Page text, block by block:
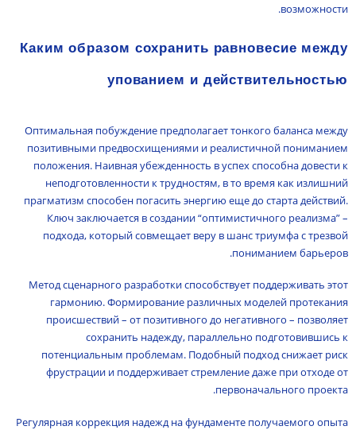
возможности.
Каким образом сохранить равновесие между
упованием и действительностью
Оптимальная побуждение предполагает тонкого баланса между
позитивными предвосхищениями и реалистичной пониманием
положения. Наивная убежденность в успех способна довести к
неподготовленности к трудностям, в то время как излишний
прагматизм способен погасить энергию еще до старта действий.
Ключ заключается в создании “оптимистичного реализма” –
подхода, который совмещает веру в шанс триумфа с трезвой
пониманием барьеров.
Метод сценарного разработки способствует поддерживать этот
гармонию. Формирование различных моделей протекания
происшествий – от позитивного до негативного – позволяет
сохранить надежду, параллельно подготовившись к
потенциальным проблемам. Подобный подход снижает риск
фрустрации и поддерживает стремление даже при отходе от
первоначального проекта.
Регулярная коррекция надежд на фундаменте получаемого опыта